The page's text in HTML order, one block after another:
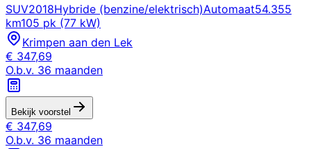
SUV2018Hybride (benzine/elektrisch)Automaat54.355
km105 pk (77 kW)
Krimpen aan den Lek
€ 347,69
O.b.v. 36 maanden
Bekijk voorstel
€ 347,69
O.b.v. 36 maanden